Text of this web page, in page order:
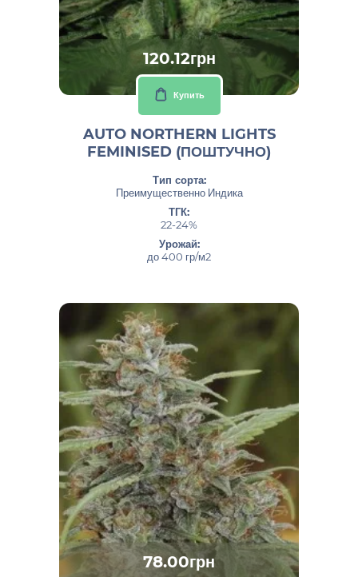
120.12грн
Купить
AUTO NORTHERN LIGHTS
FEMINISED (ПОШТУЧНО)
Тип сорта:
Преимущественно Индика
ТГК:
22-24%
Урожай:
до 400 гр/м2
78.00грн